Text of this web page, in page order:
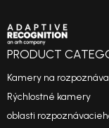
PRODUCT
Kamery na
Rýchlostné kamery
oblasti